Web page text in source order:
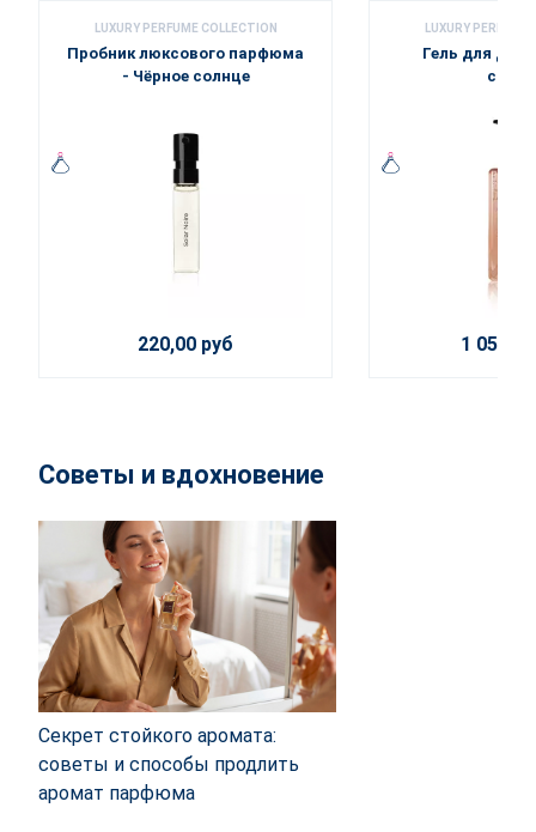
LUXURY PERFUME COLLECTION
Пробник люксового парфюма
- Чёрное солнце
220,00 руб
LUXURY
Гель для
1
Советы и вдохновение
Секрет стойкого аромата:
советы и способы продлить
аромат парфюма